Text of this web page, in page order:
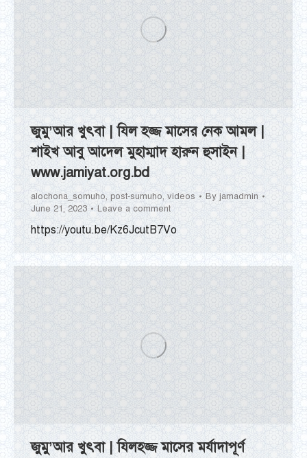
জুমু’আর খুৎবা | যিল হজ্জ মাসের নেক আমল |
শাইখ আবু আদেল মুহাম্মাদ হারুন হুসাইন |
www.jamiyat.org.bd
alochona_somuho, post-sumuho, videos By jamadmin
June 21, 2023
Leave a comment
https://youtu.be/Kz6JcutB7Vo
জুমু’আর খুৎবা | যিলহজ্জ মাসের মর্যাদাপূর্ণ